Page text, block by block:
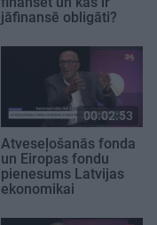
jāfinansē obligāti?
00:02:53
Atveseļošanās fonda
un Eiropas fondu
pienesums Latvijas
ekonomikai